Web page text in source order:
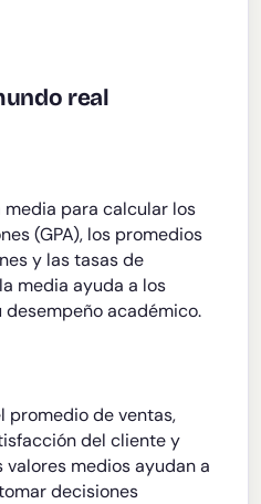
real
media para calcular los
(GPA), los promedios
y las tasas de
media ayuda a los
académico.
promedio de ventas,
del cliente y
valores medios ayudan a
decisiones